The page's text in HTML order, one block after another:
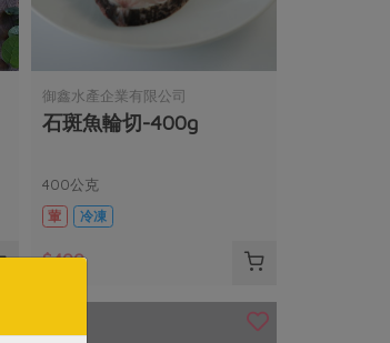
御鑫水產企業有限公司
石斑魚輪切-400g
400公克
葷
冷凍
$400